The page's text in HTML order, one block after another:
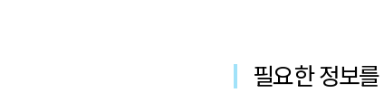
필요한 정보